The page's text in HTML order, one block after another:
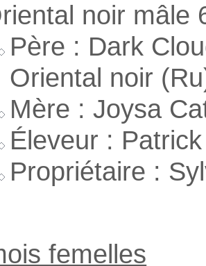
noir mâle
Père : Dark
Oriental noir
Mère : Joysa
Éleveur :
Propriétaire :
femelles